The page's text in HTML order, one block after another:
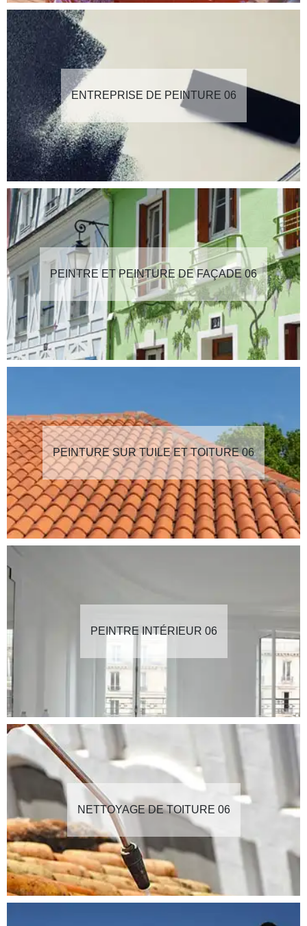
ENTREPRISE DE PEINTURE 06
PEINTRE ET PEINTURE DE FAÇADE 06
PEINTURE SUR TUILE ET TOITURE 06
PEINTRE INTÉRIEUR 06
NETTOYAGE DE TOITURE 06